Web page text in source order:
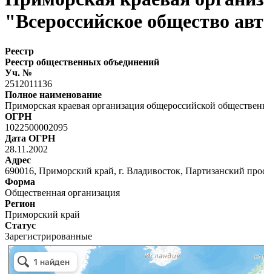
"Всероссийское общество
Реестр
Реестр общественных объединений
Уч. №
2512011136
Полное наименование
Приморская краевая организация общероссийской
ОГРН
1022500002095
Дата ОГРН
28.11.2002
Адрес
690016, Приморский край, г. Владивосток, Партизанский
Форма
Общественная организация
Регион
Приморский край
Статус
Зарегистрированные